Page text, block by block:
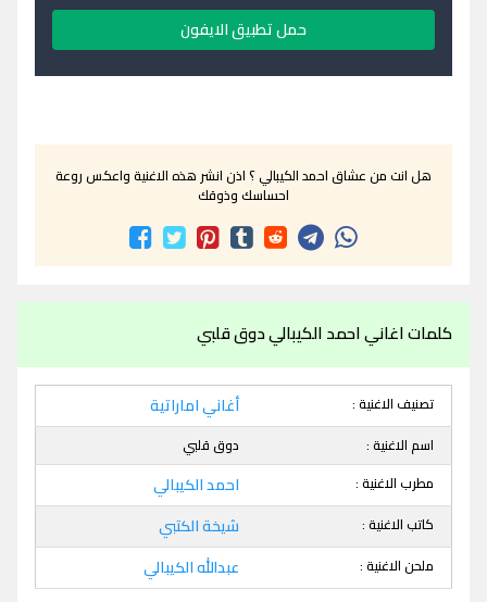
حمل تطبيق الايفون
هل انت من عشاق احمد الكيبالي ؟ اذن انشر هذه الاغنية واعكس روعة
احساسك وذوقك
كلمات اغاني احمد الكيبالي دوق قلبي
تصنيف الاغنية : أغاني اماراتية
اسم الاغنية :
دوق قلبي
مطرب الاغنية :
احمد الكيبالي
كاتب الاغنية : شيخة الكتبي
ملحن الاغنية : عبدالله الكيبالي